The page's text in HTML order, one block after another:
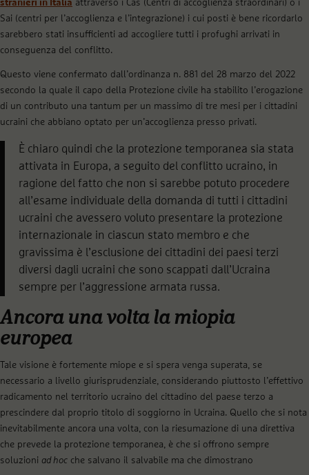
stranieri in Italia attraverso i Cas (Centri di accoglienza straordinari) o i
Sai (centri per l’accoglienza e l’integrazione) i cui posti è bene ricordarlo
sarebbero stati insufficienti ad accogliere tutti i profughi arrivati in
conseguenza del conflitto.
Questo viene confermato dall’ordinanza n. 881 del 28 marzo del 2022
secondo la quale il capo della Protezione civile ha stabilito l’erogazione
di un contributo una tantum per un massimo di tre mesi per i cittadini
ucraini che abbiano optato per un’accoglienza presso privati.
È chiaro quindi che la protezione temporanea sia stata
attivata in Europa, a seguito del conflitto ucraino, in
ragione del fatto che non si sarebbe potuto procedere
all’esame individuale della domanda di tutti i cittadini
ucraini che avessero voluto presentare la protezione
internazionale in ciascun stato membro e che
gravissima è l’esclusione dei cittadini dei paesi terzi
diversi dagli ucraini che sono scappati dall’Ucraina
sempre per l’aggressione armata russa.
Ancora una volta la miopia
europea
Tale visione è fortemente miope e si spera venga superata, se
necessario a livello giurisprudenziale, considerando piuttosto l’effettivo
radicamento nel territorio ucraino del cittadino del paese terzo a
prescindere dal proprio titolo di soggiorno in Ucraina. Quello che si nota
inevitabilmente ancora una volta, con la riesumazione di una direttiva
che prevede la protezione temporanea, è che si offrono sempre
soluzioni ad hoc che salvano il salvabile ma che dimostrano